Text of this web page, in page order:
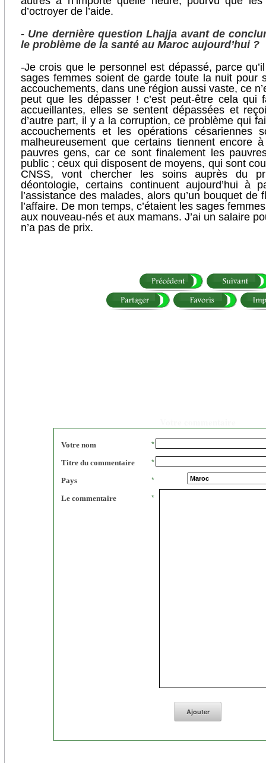
d’octroyer de l’aide.
- Une dernière question Lhajja avant de
le problème de la santé au Maroc aujourd’hui ?
-Je crois que le personnel est dépassé, parce
sages femmes soient de garde toute la nuit pour
accouchements, dans une région aussi vaste, ce
peut que les dépasser ! c’est peut-être cela qui
accueillantes, elles se sentent dépassées et
d’autre part, il y a la corruption, ce problème qui
accouchements et les opérations césariennes
malheureusement que certains tiennent encore
pauvres gens, car ce sont finalement les
public ; ceux qui disposent de moyens, qui sont
CNSS, vont chercher les soins auprès du
déontologie, certains continuent aujourd’hui à
l’assistance des malades, alors qu’un bouquet
l’affaire. De mon temps, c’étaient les sages
aux nouveau-nés et aux mamans. J’ai un salaire
n’a pas de prix.
*
Votre nom
*
Titre du commentaire
*
Pays
*
Le commentaire